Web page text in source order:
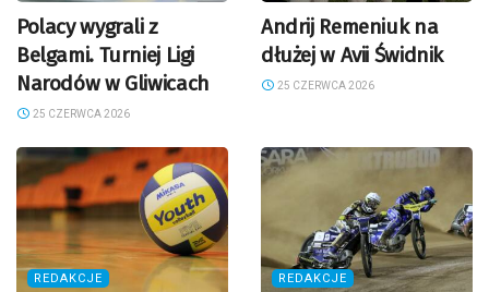
Polacy wygrali z
Belgami. Turniej Ligi
Narodów w Gliwicach
25 CZERWCA 2026
Andrij Remeniuk na
dłużej w Avii Świdnik
25 CZERWCA 2026
REDAKCJE REDAKCJE